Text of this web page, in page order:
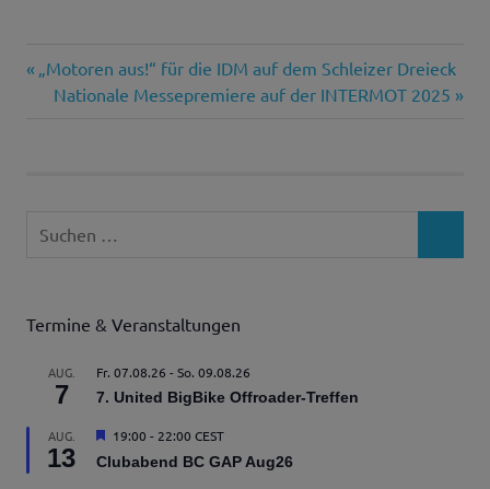
Beitragsnavigation
Vorheriger
Beitrag:
„Motoren aus!“ für die IDM auf dem Schleizer Dreieck
Nächster
Nationale Messepremiere auf der INTERMOT 2025
nach:
Termine & Veranstaltungen
AUG.
7
Fr. 07.08.26 -So. 09.08.26
7. United BigBike Offroader-Treffen
AUG.
13
Hervorgehoben
19:00 - 22:00 CEST
Clubabend BC GAP Aug26